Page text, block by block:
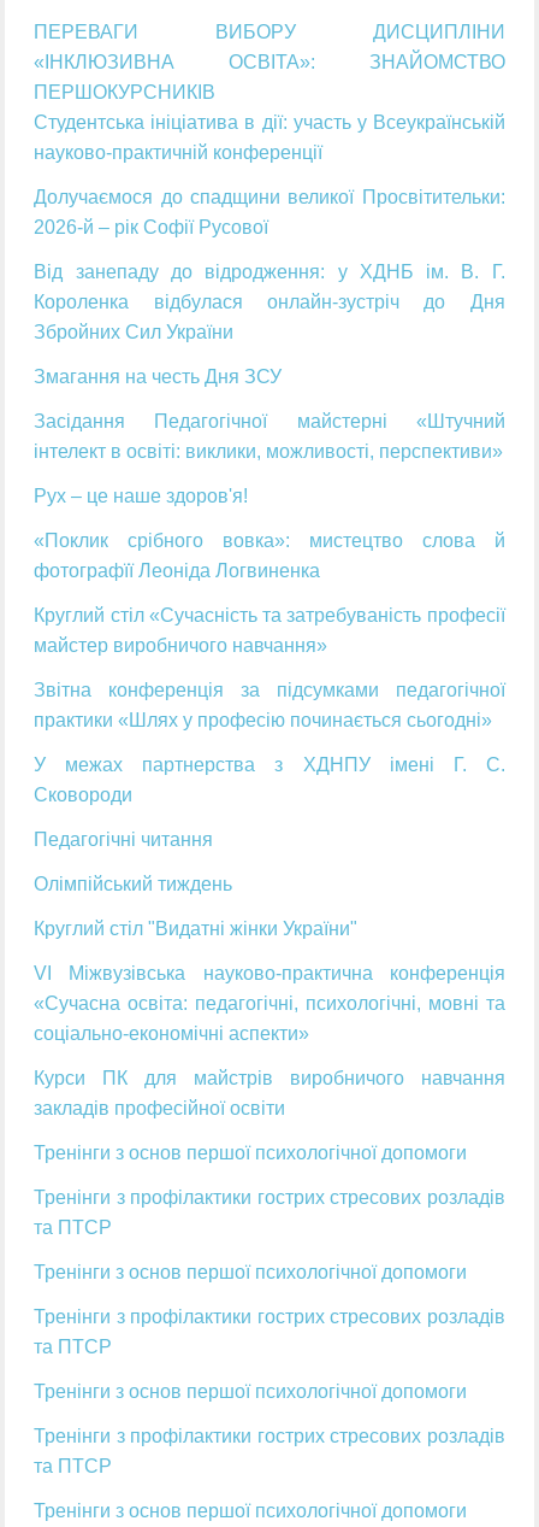
ПЕРЕВАГИ ВИБОРУ ДИСЦИПЛІНИ
«ІНКЛЮЗИВНА ОСВІТА»: ЗНАЙОМСТВО
ПЕРШОКУРСНИКІВ
Студентська ініціатива в дії: участь у Всеукраїнській
науково-практичній конференції
Долучаємося до спадщини великої Просвітительки:
2026-й – рік Софії Русової
Від занепаду до відродження: у ХДНБ ім. В. Г.
Короленка відбулася онлайн-зустріч до Дня
Збройних Сил України
Змагання на честь Дня ЗСУ
Засідання Педагогічної майстерні «Штучний
інтелект в освіті: виклики, можливості, перспективи»
Рух – це наше здоров'я!
«Поклик срібного вовка»: мистецтво слова й
фотографїї Леоніда Логвиненка
Круглий стіл «Сучасність та затребуваність професії
майстер виробничого навчання»
Звітна конференція за підсумками педагогічної
практики «Шлях у професію починається сьогодні»
У межах партнерства з ХДНПУ імені Г. С.
Сковороди
Педагогічні читання
Олімпійський тиждень
Круглий стіл "Видатні жінки України"
VI Міжвузівська науково-практична конференція
«Сучасна освіта: педагогічні, психологічні, мовні та
соціально-економічні аспекти»
Курси ПК для майстрів виробничого навчання
закладів професійної освіти
Тренінги з основ першої психологічної допомоги
Тренінги з профілактики гострих стресових розладів
та ПТСР
Тренінги з основ першої психологічної допомоги
Тренінги з профілактики гострих стресових розладів
та ПТСР
Тренінги з основ першої психологічної допомоги
Тренінги з профілактики гострих стресових розладів
та ПТСР
Тренінги з основ першої психологічної допомоги